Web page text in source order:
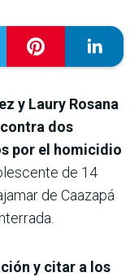
y Laury Rosana
dos
por el homicidio
de 14
de Caazapá
y citar a los